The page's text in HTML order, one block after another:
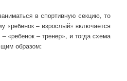
в спортивную секцию, то
«ребенок – взрослый» включается
«ребенок – тренер», и тогда схема
образом: